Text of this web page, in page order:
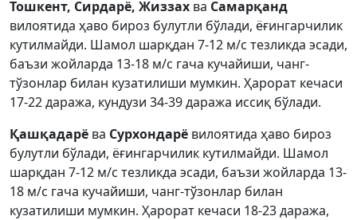
Тошкент, Сирдарё, Жиззах ва Самарқанд
вилоятида ҳаво бироз булутли бўлади, ёғингарчилик
кутилмайди. Шамол шарқдан 7-12 м/с тезликда эсади,
баъзи жойларда 13-18 м/с гача кучайиши, чанг-
тўзонлар билан кузатилиши мумкин. Ҳарорат кечаси
17-22 даража, кундузи 34-39 даража иссиқ бўлади.
Қашқадарё ва Сурхондарё вилоятида ҳаво бироз
булутли бўлади, ёғингарчилик кутилмайди. Шамол
шарқдан 7-12 м/с тезликда эсади, баъзи жойларда 13-
18 м/с гача кучайиши, чанг-тўзонлар билан
кузатилиши мумкин. Ҳарорат кечаси 18-23 даража,